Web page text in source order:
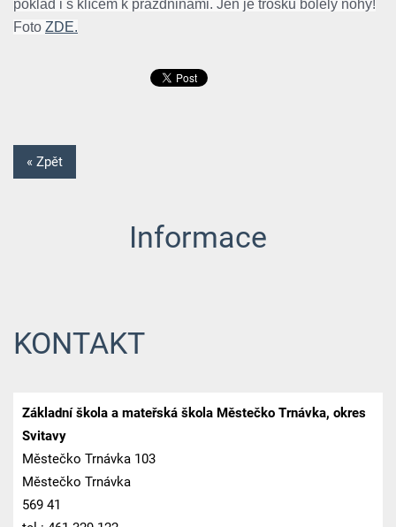
poklad i s klíčem k prázdninami. Jen je trošku bolely nohy!
Foto ZDE.
« Zpět
Informace
KONTAKT
Základní škola a mateřská škola Městečko Trnávka, okres
Svitavy
Městečko Trnávka 103
Městečko Trnávka
569 41